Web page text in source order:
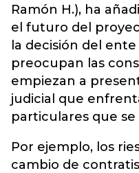
Ramón H.), ha
el futuro del
la decisión del
preocupan las
empiezan a
judicial que
particulares que
Por ejemplo, los
cambio de